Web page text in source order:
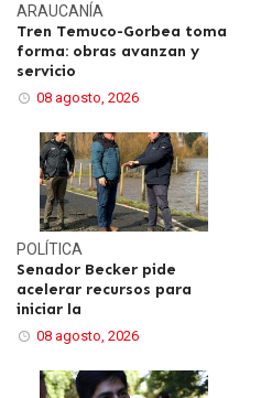
ARAUCANÍA
Tren Temuco-Gorbea toma
forma: obras avanzan y
servicio
08 agosto, 2026
POLÍTICA
Senador Becker pide
acelerar recursos para
iniciar la
08 agosto, 2026